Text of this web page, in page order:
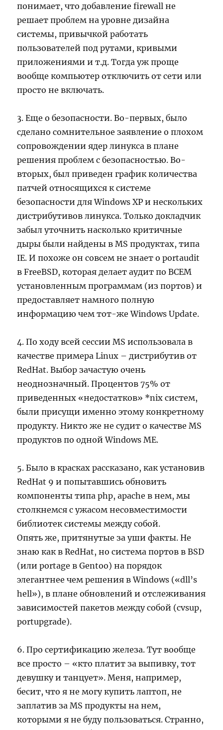
понимает, что добавление firewall не
решает проблем на уровне дизайна
системы, привычкой работать
пользователей под рутами, кривыми
приложениями и т.д. Тогда уж проще
вообще компьютер отключить от сети или
просто не включать.
3. Еще о безопасности. Во-первых, было
сделано сомнительное заявление о плохом
сопровождении ядер линукса в плане
решения проблем с безопасностью. Во-
вторых, был приведен график количества
патчей относящихся к системе
безопасности для Windows XP и нескольких
дистрибутивов линукса. Только докладчик
забыл уточнить насколько критичные
дыры были найдены в MS продуктах, типа
IE. И похоже он совсем не знает о portaudit
в FreeBSD, которая делает аудит по ВСЕМ
установленным программам (из портов) и
предоставляет намного полную
информацию чем тот-же Windows Update.
4. По ходу всей сессии MS использовала в
качестве примера Linux – дистрибутив от
RedHat. Выбор зачастую очень
неоднозначный. Процентов 75% от
приведенных «недостатков» *nix систем,
были присущи именно этому конкретному
продукту. Никто же не судит о качестве MS
продуктов по одной Windows ME.
5. Было в красках рассказано, как установив
RedHat 9 и попытавшись обновить
компоненты типа php, apache в нем, мы
столкнемся с ужасом несовместимости
библиотек системы между собой.
Опять же, притянутые за уши факты. Не
знаю как в RedHat, но система портов в BSD
(или portage в Gentoo) на порядок
элегантнее чем решения в Windows («dll’s
hell»), в плане обновлений и отслеживания
зависимостей пакетов между собой (cvsup,
portupgrade).
6. Про сертификацию железа. Тут вообще
все просто – «кто платит за выпивку, тот
девушку и танцует». Меня, например,
бесит, что я не могу купить лаптоп, не
заплатив за MS продукты на нем,
которыми я не буду пользоваться. Странно,